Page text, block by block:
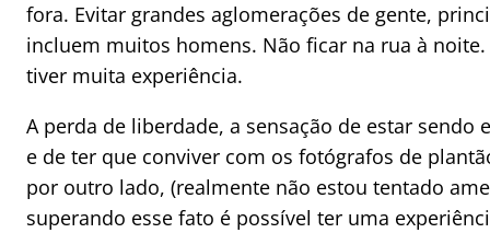
fora. Evitar grandes aglomerações de gente,
incluem muitos homens. Não ficar na rua à noite.
tiver muita experiência.
A perda de liberdade, a sensação de estar sendo
e de ter que conviver com os fotógrafos de
por outro lado, (realmente não estou tentado
superando esse fato é possível ter uma